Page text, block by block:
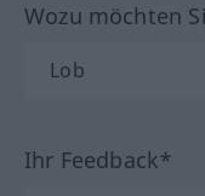
Wozu möchten
Ihr Feedback*